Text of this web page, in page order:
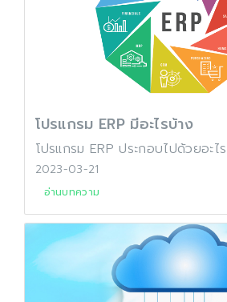
โปรแกรม ERP มีอะไรบ้าง
โปรแกรม ERP ประกอบไปด้วยอะไร
2023-03-21
อ่านบทความ